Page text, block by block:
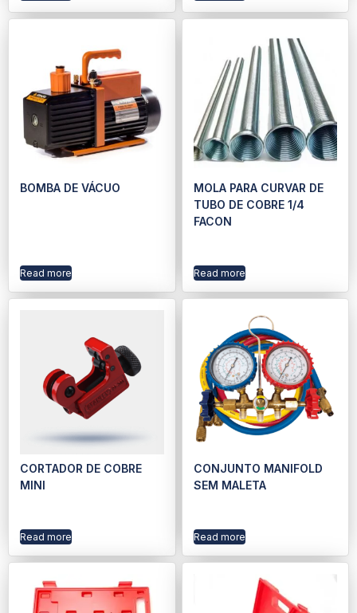
BOMBA DE VÁCUO
Read more
MOLA PARA CURVAR DE
TUBO DE COBRE 1/4
FACON
Read more
CORTADOR DE COBRE
MINI
Read more
CONJUNTO MANIFOLD
SEM MALETA
Read more